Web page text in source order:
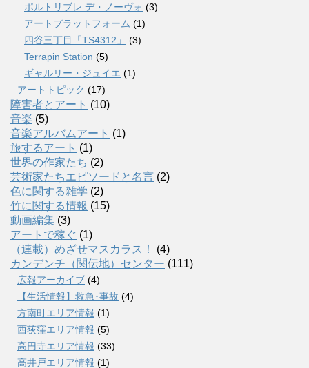
ポルトリブレ デ・ノーヴォ (3)
アートプラットフォーム (1)
四谷三丁目「TS4312」
(3)
Terrapin Station (5)
ギャルリー・ジュイエ (1)
アートトピック (17)
障害者とアート (10)
音楽 (5)
音楽アルバムアート (1)
旅するアート (1)
世界の作家たち (2)
芸術家たちエピソードと名言 (2)
色に関する雑学 (2)
竹に関する情報 (15)
動画編集 (3)
アートで稼ぐ (1)
（連載）めざせマスカラス！
(4)
カンデンチ（関伝地）センター (111)
広報アーカイブ (4)
【生活情報】救急･事故 (4)
方南町エリア情報 (1)
西荻窪エリア情報 (5)
高円寺エリア情報 (33)
高井戸エリア情報 (1)